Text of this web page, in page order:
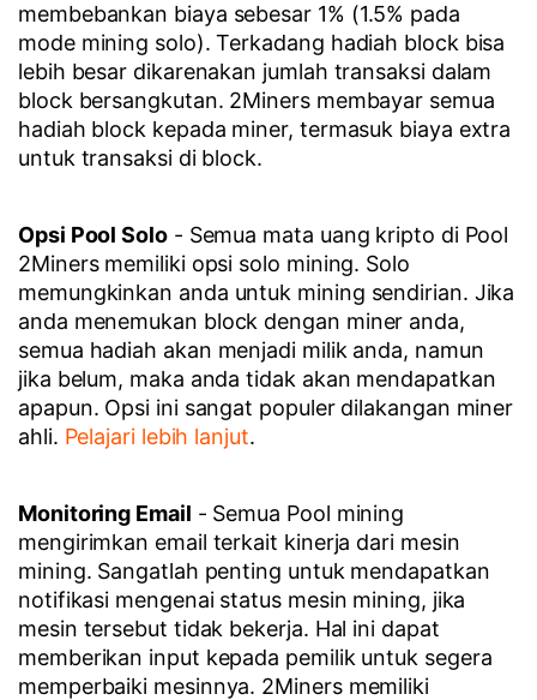
membebankan biaya sebesar 1% (1.5% pada
mode mining solo). Terkadang hadiah block bisa
lebih besar dikarenakan jumlah transaksi dalam
block bersangkutan. 2Miners membayar semua
hadiah block kepada miner, termasuk biaya extra
untuk transaksi di block.
Opsi Pool Solo- Semua mata uang kripto di Pool
2Miners memiliki opsi solo mining. Solo
memungkinkan anda untuk mining sendirian. Jika
anda menemukan block dengan miner anda,
semua hadiah akan menjadi milik anda, namun
jika belum, maka anda tidak akan mendapatkan
apapun. Opsi ini sangat populer dilakangan miner
ahli. Pelajari lebih lanjut.
Monitoring Email - Semua Pool mining
mengirimkan email terkait kinerja dari mesin
mining. Sangatlah penting untuk mendapatkan
notifikasi mengenai status mesin mining, jika
mesin tersebut tidak bekerja. Hal ini dapat
memberikan input kepada pemilik untuk segera
memperbaiki mesinnya. 2Miners memiliki